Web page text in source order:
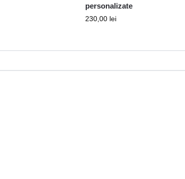
personalizate
230,00 lei